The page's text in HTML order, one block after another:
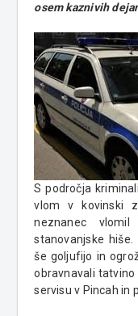
osem kaznivih
S področja
vlom v kovinski
neznanec
stanovanjske
še goljufijo in
obravnavali tatvino
servisu v Pincah in